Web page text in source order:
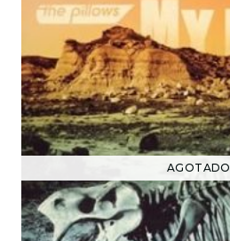
AGOTADO